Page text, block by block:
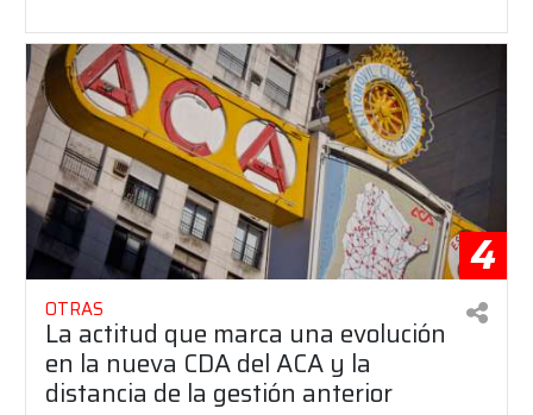
4
OTRAS
La actitud que marca una evolución
en la nueva CDA del ACA y la
distancia de la gestión anterior